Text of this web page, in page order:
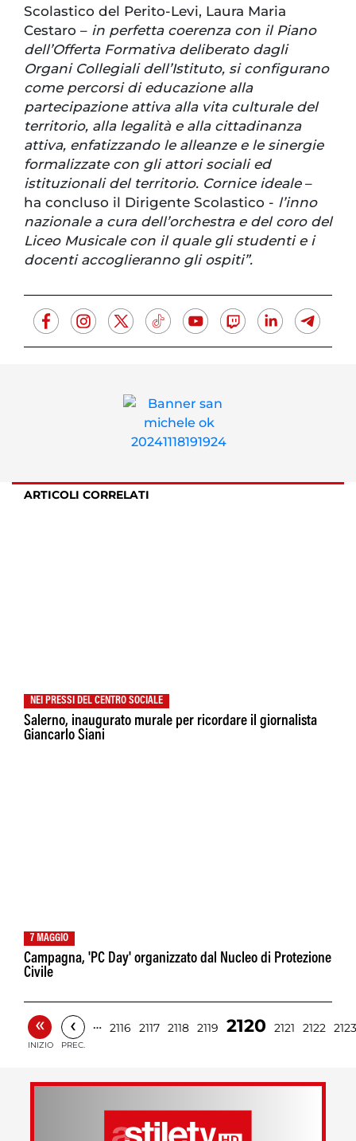
Scolastico del Perito-Levi, Laura Maria
Cestaro – in perfetta coerenza con il Piano
dell’Offerta Formativa deliberato dagli
Organi Collegiali dell’Istituto, si configurano
come percorsi di educazione alla
partecipazione attiva alla vita culturale del
territorio, alla legalità e alla cittadinanza
attiva, enfatizzando le alleanze e le sinergie
formalizzate con gli attori sociali ed
istituzionali del territorio. Cornice ideale –
ha concluso il Dirigente Scolastico - l’inno
nazionale a cura dell’orchestra e del coro del
Liceo Musicale con il quale gli studenti e i
docenti accoglieranno gli ospiti”.
ARTICOLI CORRELATI
NEI PRESSI DEL CENTRO SOCIALE
Salerno, inaugurato murale per ricordare il giornalista
Giancarlo Siani
7 MAGGIO
Campagna, 'PC Day' organizzato dal Nucleo di Protezione
Civile
«
INIZIO
‹
PREC.
… 2116 2117 2118 2119 2120 2121 2122 2123